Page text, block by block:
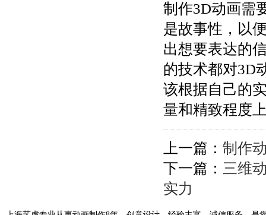
制作3D动画需
是故事性，以
出想要表达的
的技术都对3D
该根据自己的
量和精致程度
上一篇： 制作
下一篇： 三维
实力